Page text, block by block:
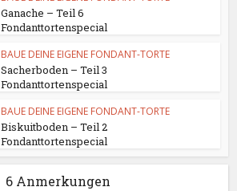
Ganache – Teil 6
Fondanttortenspecial
BAUE DEINE EIGENE FONDANT-TORTE
Sacherboden – Teil 3
Fondanttortenspecial
BAUE DEINE EIGENE FONDANT-TORTE
Biskuitboden – Teil 2
Fondanttortenspecial
6 Anmerkungen